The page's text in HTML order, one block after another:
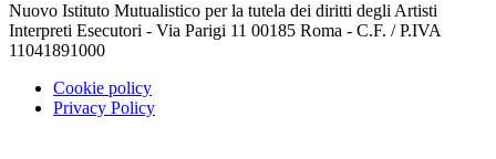
Nuovo Istituto Mutualistico per la tutela dei diritti degli Artisti
Interpreti Esecutori - Via Parigi 11 00185 Roma - C.F. / P.IVA
11041891000
Cookie policy
Privacy Policy